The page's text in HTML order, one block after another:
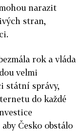
narazit
stran,
rok a vláda
velmi
státní správy,
do každé
Česko obstálo